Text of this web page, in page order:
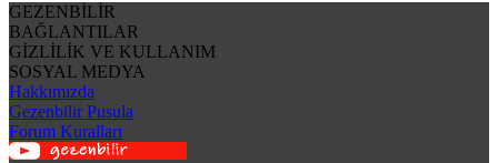
GEZENBİLİR
BAĞLANTILAR
GİZLİLİK VE KULLANIM
SOSYAL MEDYA
Hakkımızda
Gezenbilir Pusula
Forum Kuralları